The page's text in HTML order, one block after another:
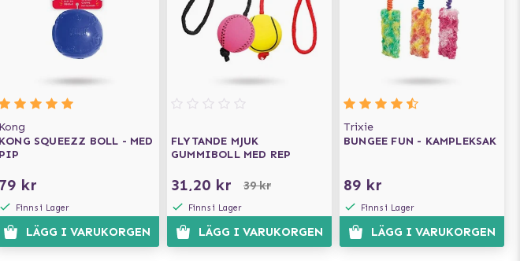
Kong
KONG SQUEEZZ BOLL - MED
PIP
79 kr
Finns i Lager
LÄGG I VARUKORGEN
FLYTANDE MJUK
GUMMIBOLL MED REP
31,20 kr 39 kr
Finns i Lager
LÄGG I VARUKORGEN
Trixie
BUNGEE FUN - KAMPLEKSAK
89 kr
Finns i Lager
LÄGG I VARUKORGEN